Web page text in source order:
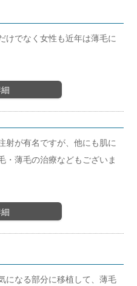
けでなく女性も近年は薄毛に
射が有名ですが、他にも肌に
・薄毛の治療などもございま
になる部分に移植して、薄毛